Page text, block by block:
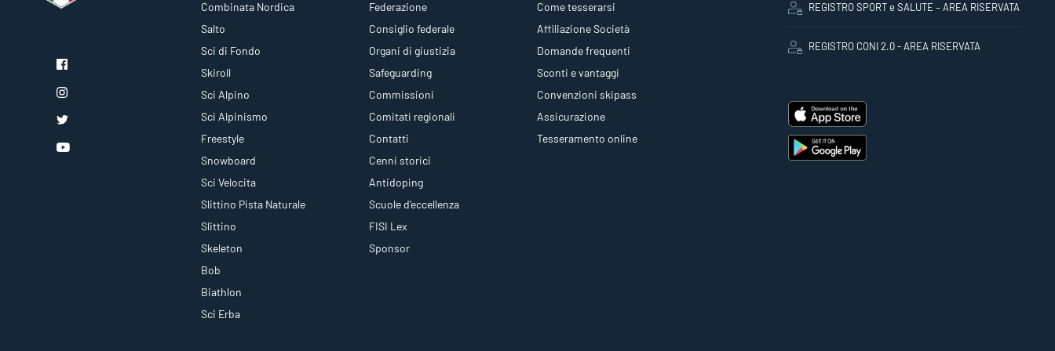
Combinata Nordica
Salto
Sci di Fondo
Skiroll
Sci Alpino
Sci Alpinismo
Freestyle
Snowboard
Sci Velocita
Slittino Pista Naturale
Slittino
Skeleton
Bob
Biathlon
Sci Erba
Federazione
Consiglio federale
Organi di giustizia
Safeguarding
Commissioni
Comitati regionali
Contatti
Cenni storici
Antidoping
Scuole d'eccellenza
FISI Lex
Sponsor
Come tesserarsi
Affiliazione Società
Domande frequenti
Sconti e vantaggi
Convenzioni skipass
Assicurazione
Tesseramento online
REGISTRO SPORT e SALUTE – AREA RISERVATA
REGISTRO CONI 2.0 - AREA RISERVATA